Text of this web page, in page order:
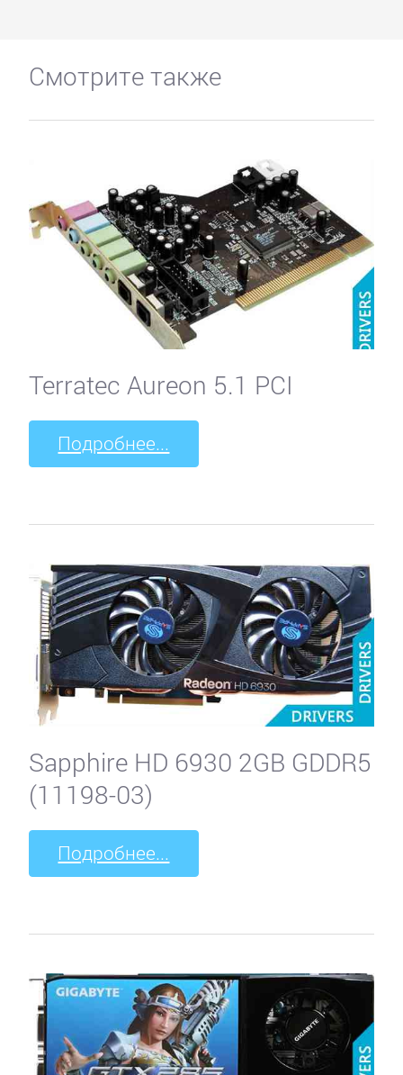
Смотрите также
Terratec Aureon 5.1 PCI
Подробнее...
Sapphire HD 6930 2GB GDDR5
(11198-03)
Подробнее...